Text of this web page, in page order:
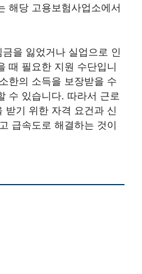
해당 고용보험사업소에서
을 잃었거나 실업으로 인
때 필요한 지원 수단입니
한의 소득을 보장받을 수
수 있습니다. 따라서 근로
받기 위한 자격 요건과 신
급속도로 해결하는 것이